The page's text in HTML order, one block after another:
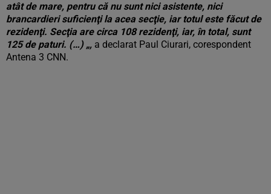
atât de mare, pentru că nu sunt nici asistente, nici
brancardieri suficienţi la acea secţie, iar totul este făcut de
rezidenţi. Secţia are circa 108 rezidenţi, iar, în total, sunt
125 de paturi. (…) „, a declarat Paul Ciurari, corespondent
Antena 3 CNN.